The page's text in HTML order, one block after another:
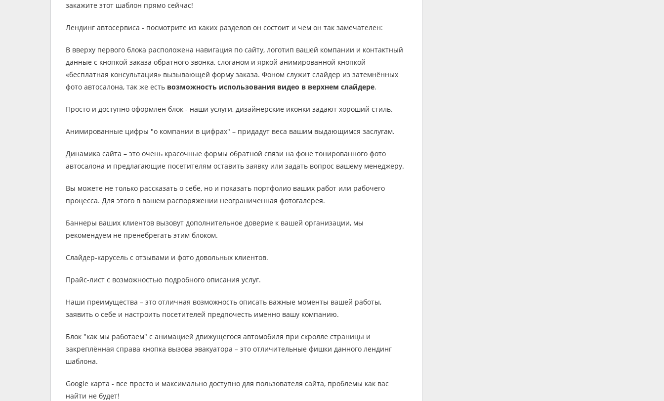
закажите этот шаблон прямо сейчас!
Лендинг автосервиса - посмотрите из каких разделов он состоит и чем он так замечателен:
В вверху первого блока расположена навигация по сайту, логотип вашей компании и контактный
данные с кнопкой заказа обратного звонка, слоганом и яркой анимированной кнопкой
«бесплатная консультация» вызывающей форму заказа. Фоном служит слайдер из затемнённых
фото автосалона, так же есть возможность использования видео в верхнем слайдере.
Просто и доступно оформлен блок - наши услуги, дизайнерские иконки задают хороший стиль.
Анимированные цифры "о компании в цифрах" – придадут веса вашим выдающимся заслугам.
Динамика сайта – это очень красочные формы обратной связи на фоне тонированного фото
автосалона и предлагающие посетителям оставить заявку или задать вопрос вашему менеджеру.
Вы можете не только рассказать о себе, но и показать портфолио ваших работ или рабочего
процесса. Для этого в вашем распоряжении неограниченная фотогалерея.
Баннеры ваших клиентов вызовут дополнительное доверие к вашей организации, мы
рекомендуем не пренебрегать этим блоком.
Слайдер-карусель с отзывами и фото довольных клиентов.
Прайс-лист с возможностью подробного описания услуг.
Наши преимущества – это отличная возможность описать важные моменты вашей работы,
заявить о себе и настроить посетителей предпочесть именно вашу компанию.
Блок "как мы работаем" с анимацией движущегося автомобиля при скролле страницы и
закреплённая справа кнопка вызова эвакуатора – это отличительные фишки данного лендинг
шаблона.
Google карта - все просто и максимально доступно для пользователя сайта, проблемы как вас
найти не будет!